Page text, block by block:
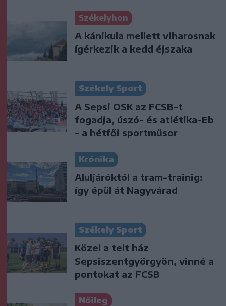
Székelyhon
A kánikula mellett viharosnak
ígérkezik a kedd éjszaka
Székely Sport
A Sepsi OSK az FCSB-t
fogadja, úszó- és atlétika-Eb
– a hétfői sportműsor
Krónika
Aluljáróktól a tram-trainig:
így épül át Nagyvárad
Székely Sport
Közel a telt ház
Sepsiszentgyörgyön, vinné a
pontokat az FCSB
Nőileg